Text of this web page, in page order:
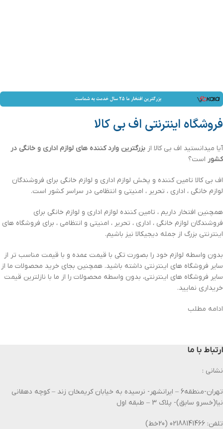
فروشگاه اینترنتی اف بی کالا
آیا میدانستید اف بی کالا از بزرگترین وارد کننده های لوازم اداری و خانگی در
کشور است؟
اف بی کالا تامین کننده و پخش لوازم اداری و لوازم خانگی برای فروشندگان
لوازم خانگی ، اداری ، تحریر ، امنیتی و انتظامی در سراسر کشور است.
همچنین افتخار داریم ، تامین کننده لوازم اداری و لوازم خانگی برای
فروشندگان لوازم خانگی ، اداری ، تحریر ، امنیتی و انتظامی ، برای فروشگاه های
اینترنتی بزرگ از جمله دیجیکالا نیز باشیم.
بدون واسطه لوازم خود را بصورت تکی با قیمت عمده و با قیمت مناسب تر از
سایر فروشگاه های اینترنتی داشته باشید. همچنین بجای خرید محصولات ما از
سایر فروشگاه های اینترنتی، بدون واسطه محصولات را از ما با نازلترین قیمت
خریداری نمایید.
ادامه مطلب
ارتباط با ما
نشانی :
تهران-منطقه6 – ایرانشهر- نرسیده به خیابان کریمخان زند – کوچه دهقانی
نیا(خسرو سابق)- پلاک 3 – طبقه اول
تلفن: 02188141466 (20خط)